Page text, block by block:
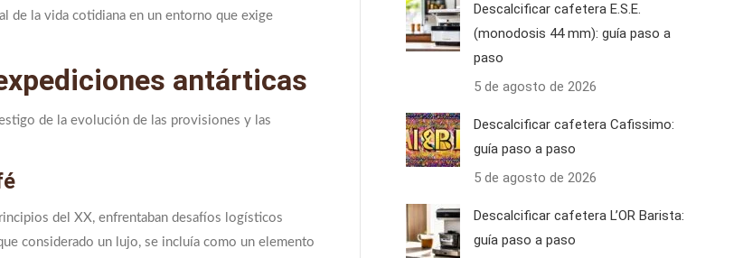
de la vida cotidiana en un entorno que exige
antárticas
de la evolución de las provisiones y las
del XX, enfrentaban desafíos logísticos
considerado un lujo, se incluía como un elemento
Descalcificar cafetera E.S.E.
(monodosis 44 mm): guía paso a
paso
5 de agosto de 2026
Descalcificar cafetera Cafissimo:
guía paso a paso
5 de agosto de 2026
Descalcificar cafetera L’OR Barista:
guía paso a paso